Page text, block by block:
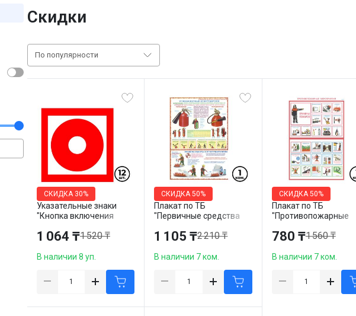
Скидки
По популярности
Указательные знаки
"Кнопка включения
100*100 мм, 12 шт/упак
СКИДКА 30%
1 064 ₸1 520 ₸
В наличии 8 уп.
Плакат по ТБ
"Первичные средства
размер 400*600 мм, 3
СКИДКА 50%
1 105 ₸2 210 ₸
В наличии 7 ком.
Плакат по ТБ
"Противопожарные
400*600 мм, 2 шт/упак
СКИДКА 50%
780 ₸1 560 ₸
В наличии 7 ком.